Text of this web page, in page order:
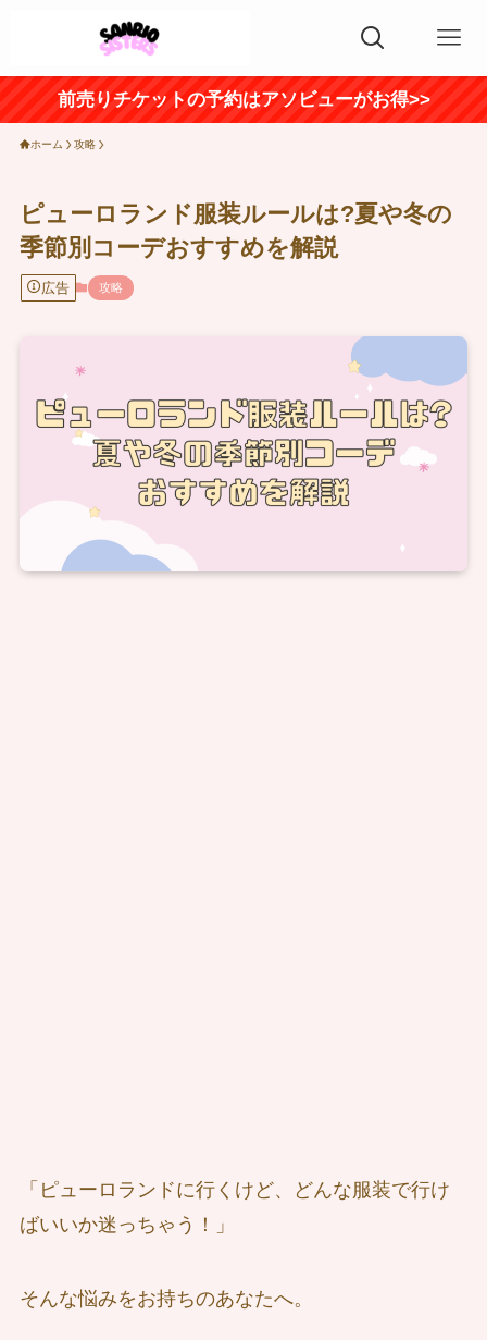
前売りチケットの予約はアソビューがお得>>
ホーム 攻略
ピューロランド服装ルールは?夏や冬の
季節別コーデおすすめを解説
広告 攻略
「ピューロランドに行くけど、どんな服装で行け
ばいいか迷っちゃう！」
そんな悩みをお持ちのあなたへ。